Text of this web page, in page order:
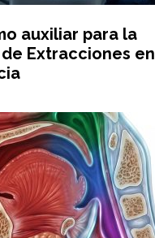
auxiliar para la
Extracciones en